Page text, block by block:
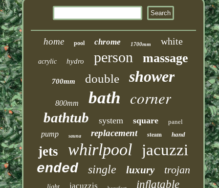
home pool chrome 1700mm white
acrylic hydro person massage
700mm double shower
800mm bath corner
bathtub system square panel
pump sauna replacement steam hand
jets whirlpool jacuzzi
ended single luxury trojan
jacuzzis inflatable